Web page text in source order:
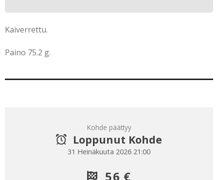
Kaiverrettu.
Paino 75.2 g.
Kohde päättyy
Loppunut Kohde
31 Heinäkuuta 2026 21:00
56 €